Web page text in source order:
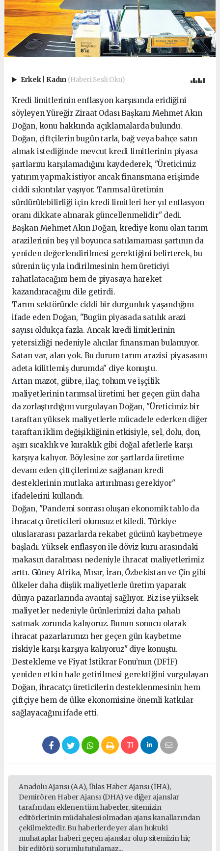
Erkek Kadın (Haberi Sesli Oku)
Kredi limitlerinin enflasyon karşısında eridiğini
söyleyen Yüreğir Ziraat Odası Başkanı Mehmet Akın
Doğan, konu hakkında açıklamalarda bulundu.
Doğan, çiftçilerin bugün tarla, bağ veya bahçe satın
almak istediğinde mevcut kredi limitlerinin piyasa
şartlarını karşılamadığını kaydederek, "Üreticimiz
yatırım yapmak istiyor ancak finansmana erişimde
ciddi sıkıntılar yaşıyor. Tarımsal üretimin
sürdürülebilirliği için kredi limitleri her yıl enflasyon
oranı dikkate alınarak güncellenmelidir" dedi.
Başkan Mehmet Akın Doğan, krediye konu olan tarım
arazilerinin beş yıl boyunca satılamaması şartının da
yeniden değerlendirilmesi gerektiğini belirterek, bu
sürenin üç yıla indirilmesinin hem üreticiyi
rahatlatacağını hem de piyasaya hareket
kazandıracağını dile getirdi.
Tarım sektöründe ciddi bir durgunluk yaşandığını
ifade eden Doğan, "Bugün piyasada satılık arazi
sayısı oldukça fazla. Ancak kredi limitlerinin
yetersizliği nedeniyle alıcılar finansman bulamıyor.
Satan var, alan yok. Bu durum tarım arazisi piyasasını
adeta kilitlemiş durumda" diye konuştu.
Artan mazot, gübre, ilaç, tohum ve işçilik
maliyetlerinin tarımsal üretimi her geçen gün daha
da zorlaştırdığını vurgulayan Doğan, "Üreticimiz bir
taraftan yüksek maliyetlerle mücadele ederken diğer
taraftan iklim değişikliğinin etkisiyle, sel, dolu, don,
aşırı sıcaklık ve kuraklık gibi doğal afetlerle karşı
karşıya kalıyor. Böylesine zor şartlarda üretime
devam eden çiftçilerimize sağlanan kredi
desteklerinin mutlaka artırılması gerekiyor"
ifadelerini kullandı.
Doğan, "Pandemi sonrası oluşan ekonomik tablo da
ihracatçı üreticileri olumsuz etkiledi. Türkiye
uluslararası pazarlarda rekabet gücünü kaybetmeye
başladı. Yüksek enflasyon ile döviz kuru arasındaki
makasın daralması nedeniyle ihracat maliyetlerimiz
arttı. Güney Afrika, Mısır, İran, Özbekistan ve Çin gibi
ülkeler daha düşük maliyetlerle üretim yaparak
dünya pazarlarında avantaj sağlıyor. Biz ise yüksek
maliyetler nedeniyle ürünlerimizi daha pahalı
satmak zorunda kalıyoruz. Bunun sonucu olarak
ihracat pazarlarımızı her geçen gün kaybetme
riskiyle karşı karşıya kalıyoruz" diye konuştu.
Destekleme ve Fiyat İstikrar Fonu’nun (DFİF)
yeniden etkin hale getirilmesi gerektiğini vurgulayan
Doğan, ihracatçı üreticilerin desteklenmesinin hem
çiftçiye hem de ülke ekonomisine önemli katkılar
sağlayacağını ifade etti.
Anadolu Ajansı (AA), İhlas Haber Ajansı (İHA),
Demirören Haber Ajansı (DHA) ve diğer ajanslar
tarafından eklenen tüm haberler, sitemizin
editörlerinin müdahalesi olmadan ajans kanallarından
çekilmektedir. Bu haberlerde yer alan hukuki
muhataplar haberi geçen ajanslar olup sitemizin hiç
bir editörü sorumlu tutulamaz...